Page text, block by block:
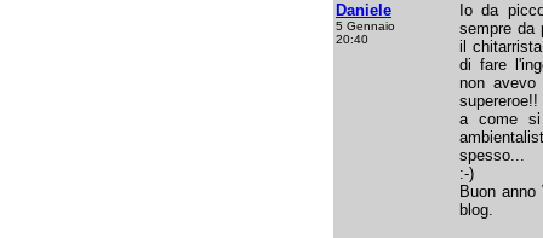
Daniele
5 Gennaio
20:40
Io da
sempre da
il
di fare
non avevo
a come
spesso...
:-)
Buon
blog.